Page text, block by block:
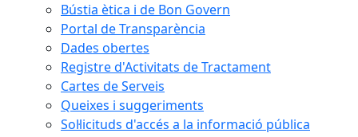
Bústia ètica i de Bon Govern
Portal de Transparència
Dades obertes
Registre d'Activitats de Tractament
Cartes de Serveis
Queixes i suggeriments
Sol·licituds d'accés a la informació pública